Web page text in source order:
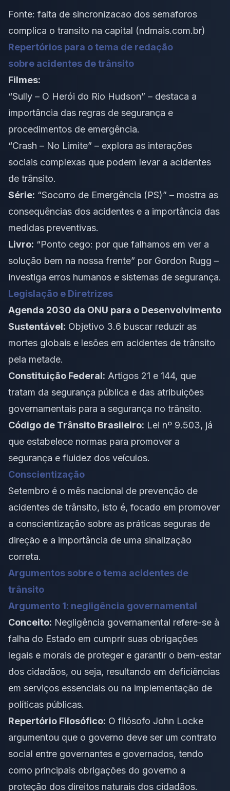
Fonte: falta de sincronizacao dos semaforos
complica o transito na capital (ndmais.com.br)
Repertórios para o tema de redação
sobre acidentes de trânsito
Filmes:
“Sully – O Herói do Rio Hudson” – destaca a
importância das regras de segurança e
procedimentos de emergência.
“Crash – No Limite” – explora as interações
sociais complexas que podem levar a acidentes
de trânsito.
Série: “Socorro de Emergência (PS)” – mostra as
consequências dos acidentes e a importância das
medidas preventivas.
Livro: “Ponto cego: por que falhamos em ver a
solução bem na nossa frente” por Gordon Rugg –
investiga erros humanos e sistemas de segurança.
Legislação e Diretrizes
Agenda 2030 da ONU para o Desenvolvimento
Sustentável: Objetivo 3.6 buscar reduzir as
mortes globais e lesões em acidentes de trânsito
pela metade.
Constituição Federal: Artigos 21 e 144, que
tratam da segurança pública e das atribuições
governamentais para a segurança no trânsito.
Código de Trânsito Brasileiro: Lei nº 9.503, já
que estabelece normas para promover a
segurança e fluidez dos veículos.
Conscientização
Setembro é o mês nacional de prevenção de
acidentes de trânsito, isto é, focado em promover
a conscientização sobre as práticas seguras de
direção e a importância de uma sinalização
correta.
Argumentos sobre o tema acidentes de
trânsito
Argumento 1: negligência governamental
Conceito: Negligência governamental refere-se à
falha do Estado em cumprir suas obrigações
legais e morais de proteger e garantir o bem-estar
dos cidadãos, ou seja, resultando em deficiências
em serviços essenciais ou na implementação de
políticas públicas.
Repertório Filosófico: O filósofo John Locke
argumentou que o governo deve ser um contrato
social entre governantes e governados, tendo
como principais obrigações do governo a
proteção dos direitos naturais dos cidadãos.